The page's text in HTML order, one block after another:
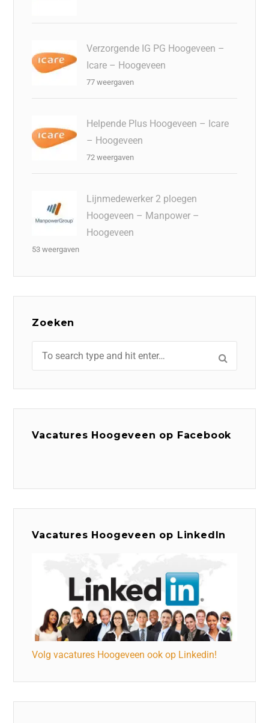
Verzorgende IG PG Hoogeveen –
Icare – Hoogeveen
77 weergaven
Helpende Plus Hoogeveen – Icare
– Hoogeveen
72 weergaven
Lijnmedewerker 2 ploegen
Hoogeveen – Manpower –
Hoogeveen
53 weergaven
Zoeken
Vacatures Hoogeveen op Facebook
Vacatures Hoogeveen op LinkedIn
Volg vacatures Hoogeveen ook op Linkedin!